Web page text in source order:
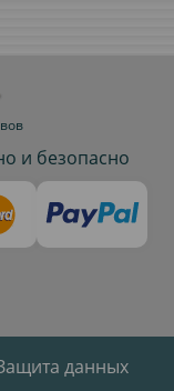
и безопасно
данных